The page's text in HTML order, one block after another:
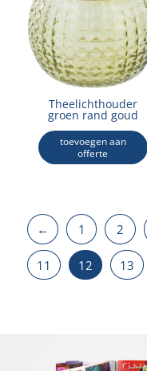
Theelichthouder
groen rand goud
toevoegen aan
offerte
← 1 2
11 12 13